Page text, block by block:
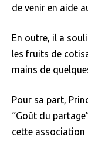
de venir en aide
En outre, il a
les fruits de
mains de
Pour sa part,
“Goût du
cette association